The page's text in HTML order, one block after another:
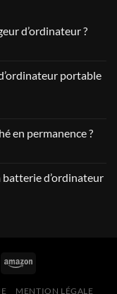
d’ordinateur ?
portable
en permanence ?
batterie d’ordinateur
MENTION LÉGALE